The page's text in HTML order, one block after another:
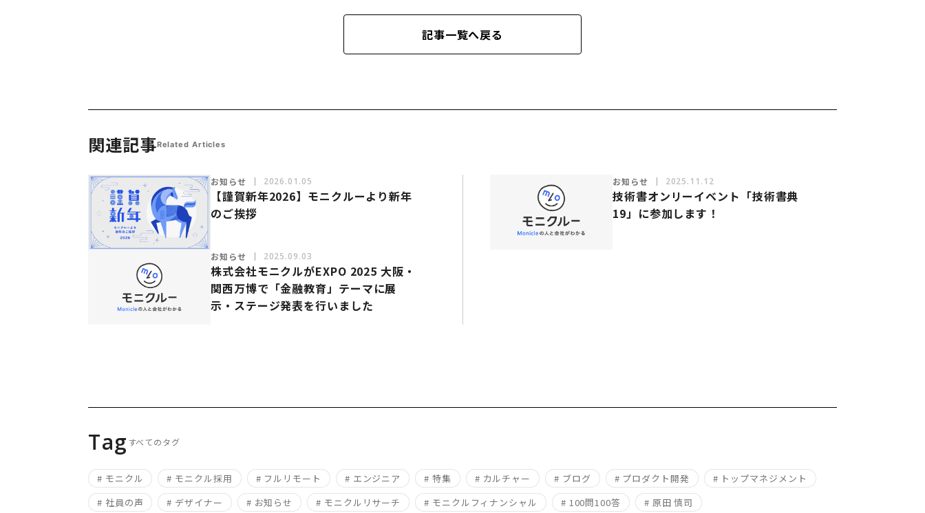
記事一覧へ戻る
関連記事Related Articles
【謹賀新年2026】モニクルーより新年
のご挨拶
お知らせ 2026.01.05
技術書オンリーイベント「技術書典
19」に参加します！
お知らせ 2025.11.12
株式会社モニクルがEXPO 2025 大阪・
関西万博で「金融教育」テーマに展
示・ステージ発表を行いました
お知らせ 2025.09.03
Tag すべてのタグ
# モニクル # モニクル採用 # フルリモート # エンジニア # 特集 # カルチャー # ブログ # プロダクト開発
# トップマネジメント
# 社員の声
# デザイナー # お知らせ # モニクルリサーチ # モニクルフィナンシャル # 100問100答
# 原田 慎司